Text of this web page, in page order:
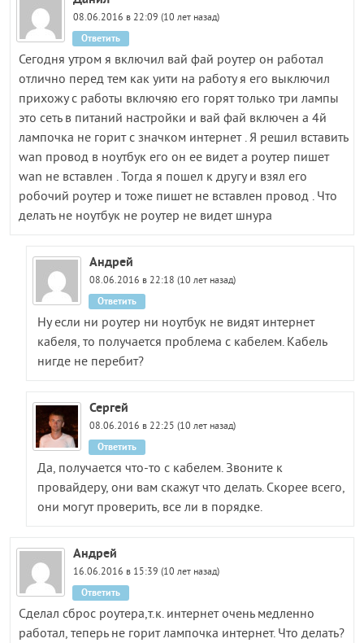
08.06.2016 в 22:09 (10 лет назад)
Сегодня утром я включил вай фай роутер он работал
отлично перед тем как уити на работу я его выключил
прихожу с работы включяю его горят только три лампы
это сеть в питаний настройки и вай фай включен а 4й
лампочка не горит с значком интернет . Я решил вставить
wan провод в ноутбук его он ее видет а роутер пишет
wan не вставлен . Тогда я пошел к другу и взял его
робочий роутер и тоже пишет не вставлен провод . Что
делать не ноутбук не роутер не видет шнура
Ответить
Андрей
08.06.2016 в 22:18 (10 лет назад)
Ну если ни роутер ни ноутбук не видят интернет
кабеля, то получается проблема с кабелем. Кабель
нигде не перебит?
Ответить
Сергей
08.06.2016 в 22:25 (10 лет назад)
Да, получается что-то с кабелем. Звоните к
провайдеру, они вам скажут что делать. Скорее всего,
они могут проверить, все ли в порядке.
Ответить
Андрей
16.06.2016 в 15:39 (10 лет назад)
Сделал сброс роутера,т.к. интернет очень медленно
работал, теперь не горит лампочка интернет. Что делать?
Ответить